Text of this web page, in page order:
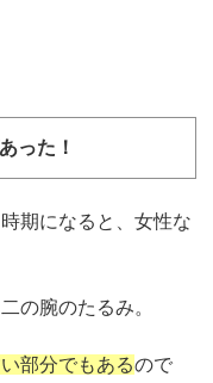
った！
期になると、女性な
の腕のたるみ。
部分でもあるので